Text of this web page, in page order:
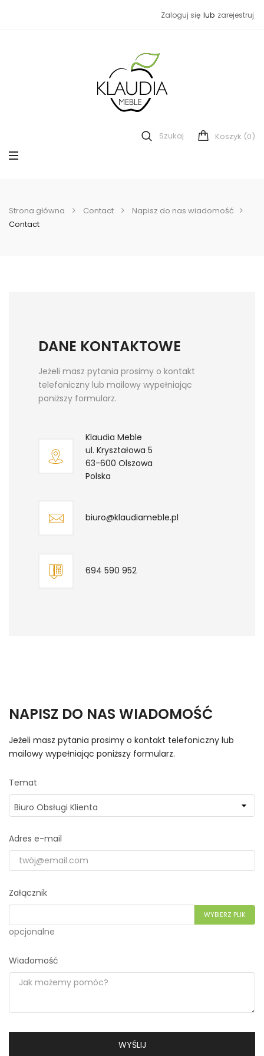
Zaloguj się lub zarejestruj
Szukaj Koszyk (0)
Strona główna Contact
Napisz do nas wiadomość
Contact
DANE KONTAKTOWE
Jeżeli masz pytania prosimy o kontakt
telefoniczny lub mailowy wypełniając
poniższy formularz.
Klaudia Meble
ul. Kryształowa 5
63-600 Olszowa
Polska
biuro@klaudiameble.pl
694 590 952
NAPISZ DO NAS WIADOMOŚĆ
Jeżeli masz pytania prosimy o kontakt telefoniczny lub
mailowy wypełniając poniższy formularz.
Temat
Adres e-mail
Załącznik
WYBIERZ PLIK
opcjonalne
Wiadomość